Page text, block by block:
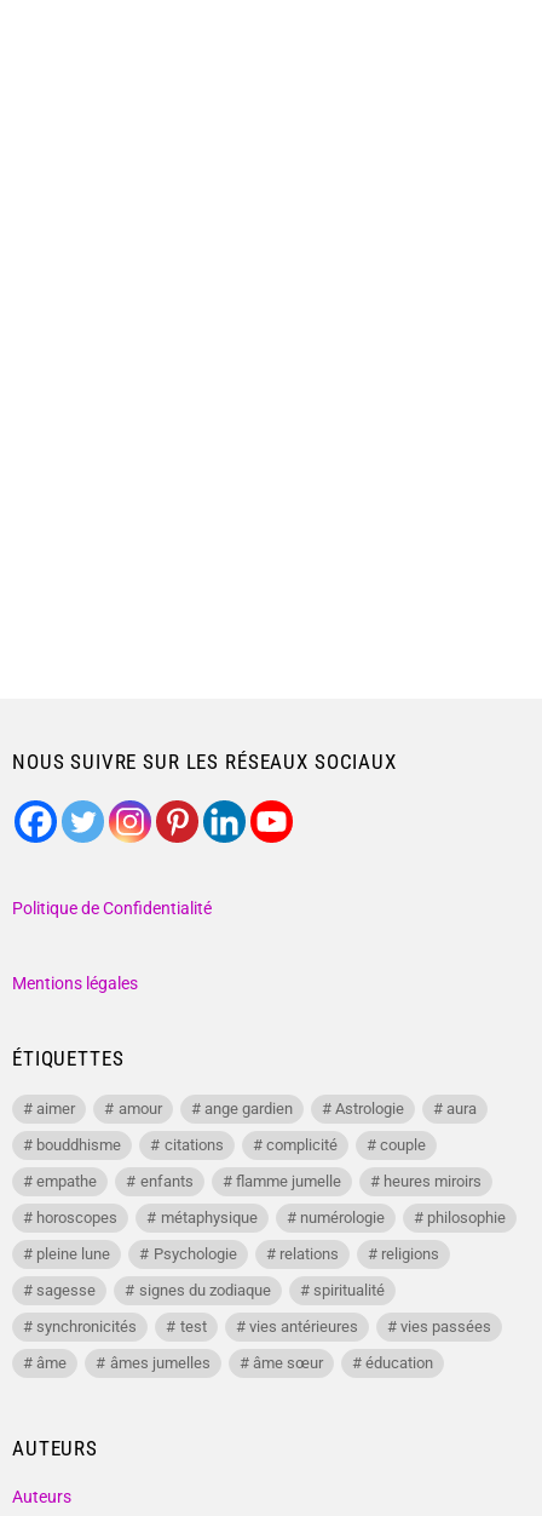
NOUS SUIVRE SUR LES RÉSEAUX SOCIAUX
Politique de Confidentialité
Mentions légales
ÉTIQUETTES
aimer amour ange gardien Astrologie
aura
bouddhisme
citations complicité
couple
empathe
enfants flamme jumelle
heures miroirs
horoscopes
métaphysique numérologie
philosophie
pleine lune
Psychologie relations
religions
sagesse
signes du zodiaque
spiritualité
synchronicités
test vies antérieures
vies passées
âme
âmes jumelles âme sœur éducation
AUTEURS
Auteurs